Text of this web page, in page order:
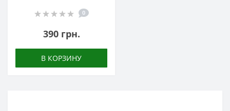
0
390 грн.
В КОРЗИНУ